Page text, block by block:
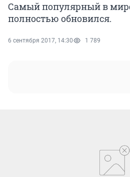
Самый популярный в
полностью обновился.
6 сентября 2017, 14:30 1 789